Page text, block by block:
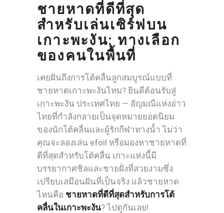
ชายหาดที่ดีที่สุด
สำหรับเล่นเซิร์ฟบน
เกาะพะงัน: ทางเลือก
ของคนในพื้นที่
เคยฝันถึงการโต้คลื่นลูกสมบูรณ์แบบที่
ชายหาดเกาะพะงันไหม? ยินดีต้อนรับสู่
เกาะพะงัน ประเทศไทย — อัญมณีแห่งอ่าว
ไทยที่กำลังกลายเป็นจุดหมายยอดนิยม
ของนักโต้คลื่นและผู้รักกีฬาทางน้ำ ไม่ว่า
คุณจะลองเล่น efoil หรือมองหาชายหาดที่
ดีที่สุดสำหรับโต้คลื่น เกาะแห่งนี้มี
บรรยากาศชิลและชายฝั่งที่สวยงามซึ่ง
เปรียบเสมือนฝันที่เป็นจริง แล้วชายหาด
ไหนคือ ชายหาดที่ดีที่สุดสำหรับการโต้
คลื่นในเกาะพะงัน? ไปดูกันเลย!